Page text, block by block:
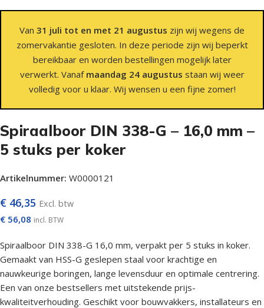
Van 31 juli tot en met 21 augustus zijn wij wegens de
zomervakantie gesloten. In deze periode zijn wij beperkt
bereikbaar en worden bestellingen mogelijk later
verwerkt. Vanaf maandag 24 augustus staan wij weer
volledig voor u klaar. Wij wensen u een fijne zomer!
Spiraalboor DIN 338-G – 16,0 mm –
5 stuks per koker
Artikelnummer: W0000121
€ 46,35 Excl. btw
€ 56,08 incl. BTW
Spiraalboor DIN 338-G 16,0 mm, verpakt per 5 stuks in koker.
Gemaakt van HSS-G geslepen staal voor krachtige en
nauwkeurige boringen, lange levensduur en optimale centrering.
Een van onze bestsellers met uitstekende prijs-
kwaliteitverhouding. Geschikt voor bouwvakkers, installateurs en